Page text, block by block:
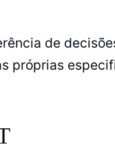
de
próprias